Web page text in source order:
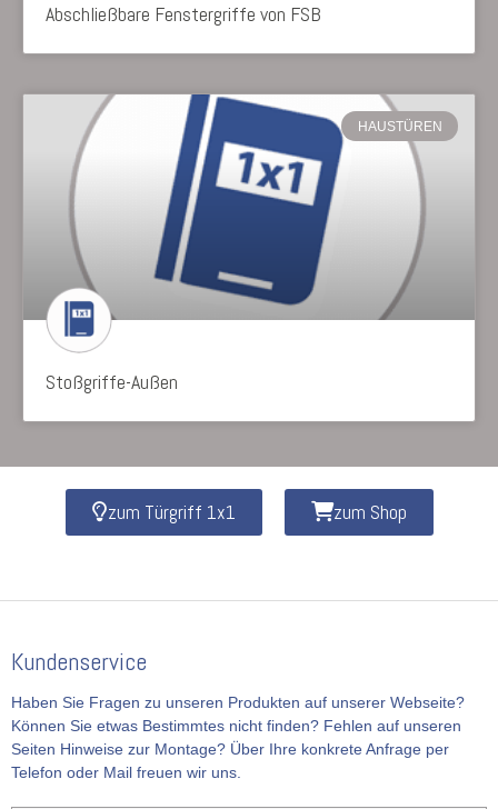
Abschließbare Fenstergriffe von FSB
HAUSTÜREN
Stoßgriffe-Außen
zum Türgriff 1x1 zum Shop
Kundenservice
Haben Sie Fragen zu unseren Produkten auf unserer Webseite?
Können Sie etwas Bestimmtes nicht finden? Fehlen auf unseren
Seiten Hinweise zur Montage? Über Ihre konkrete Anfrage per
Telefon oder Mail freuen wir uns.